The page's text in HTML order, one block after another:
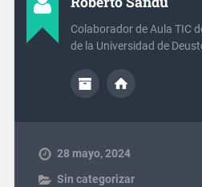
Colaborador de Aula TIC
de la Universidad de
28 mayo, 2024
Sin categorizar